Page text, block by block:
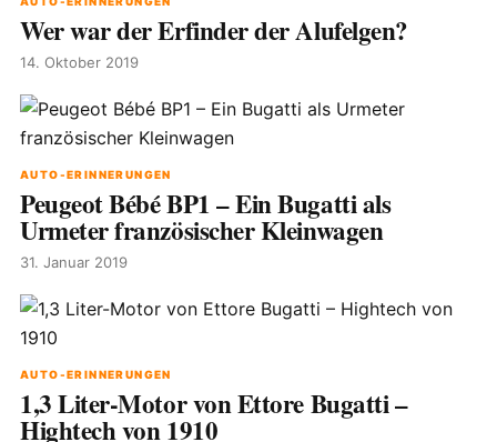
Wer war der Erfinder der Alufelgen?
14. Oktober 2019
AUTO-ERINNERUNGEN
Peugeot Bébé BP1 – Ein Bugatti als
Urmeter französischer Kleinwagen
31. Januar 2019
AUTO-ERINNERUNGEN
1,3 Liter-Motor von Ettore Bugatti –
Hightech von 1910